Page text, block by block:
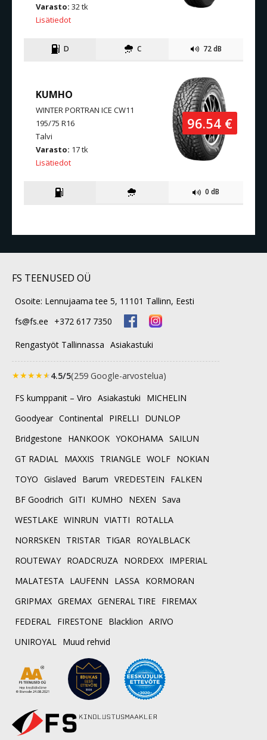
Varasto: 32 tk
Lisätiedot
D C 72 dB
96.54 €
KUMHO
WINTER PORTRAN ICE CW11
195/75 R16
Talvi
Varasto: 17 tk
Lisätiedot
0 dB
FS TEENUSED OÜ
Osoite: Lennujaama tee 5, 11101 Tallinn, Eesti
fs@fs.ee
+372 617 7350
Rengastyöt Tallinnassa Asiakastuki
★★★★★4.5/5(259 Google-arvostelua)
FS kumppanit – Viro Asiakastuki
MICHELIN
Goodyear Continental PIRELLI
DUNLOP
Bridgestone
HANKOOK YOKOHAMA SAILUN
GT RADIAL MAXXIS TRIANGLE WOLF NOKIAN
TOYO Gislaved Barum VREDESTEIN
FALKEN
BF Goodrich GITI KUMHO NEXEN Sava
WESTLAKE WINRUN VIATTI
ROTALLA
NORRSKEN
TRISTAR TIGAR ROYALBLACK
ROUTEWAY ROADCRUZA NORDEXX IMPERIAL
MALATESTA LAUFENN LASSA KORMORAN
GRIPMAX GREMAX GENERAL TIRE FIREMAX
FEDERAL FIRESTONE Blacklion ARIVO
UNIROYAL Muud rehvid